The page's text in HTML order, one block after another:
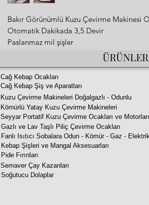
Bakır Görünümlü Kuzu Çevirme Makinesi
Otomatik Dakikada 3,5 Devir
Paslanmaz mil şişler
Kuzu Pişme Süresi 3/3.5 St
Çift Baca Turbo Duman Çekiş Sistemi
Ön Panelde Motif veya Özel Logo ve İsim
Ölçüler : 155x100xh:230 cm
Ağırlık: 430 kg
Ateş Tuğlalı ve Saclar Arası Deforme
Dayanıklı Taş Yünleri Kullanılmıştır
2 Yıl Garantili
20 Yıla Kadar Dayanıklılığını Koruyacak
Motor Sıcaklığa ve 7/24 Çalışmaya
Opsiyonlar
ÜRÜNLER
Cağ Kebap Ocakları
Cağ Kebap Şiş ve Aparatları
Kuzu Çevirme Makineleri Doğalgazlı - Odunlu
Kömürlü Yatay Kuzu Çevirme Makineleri
Seyyar Portatif Kuzu Çevirme Ocakları ve Motorları
Gazlı ve Lav Taşlı Piliç Çevirme Ocakları
Fanlı Isıtıcı Sobalara Odun - Kömür - Gaz -
Kebap Şişleri ve Mangal Aksesuarları
Pide Fırınları
Semaver Çay Kazanları
Soğutucu Dolaplar